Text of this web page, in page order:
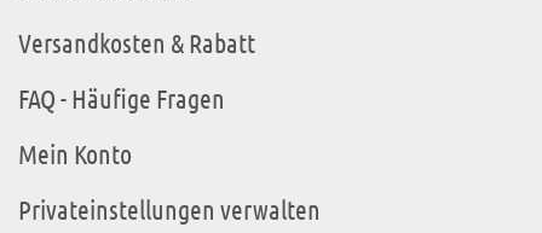
Versandkosten & Rabatt
FAQ - Häufige Fragen
Mein Konto
Privateinstellungen verwalten